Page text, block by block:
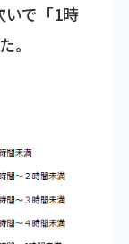
いで「1時
。